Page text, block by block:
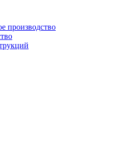
производство